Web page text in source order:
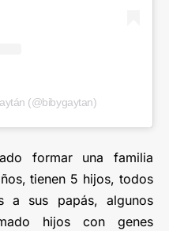
(@bibygaytan)
formar una familia
tienen 5 hijos, todos
a sus papás, algunos
hijos con genes